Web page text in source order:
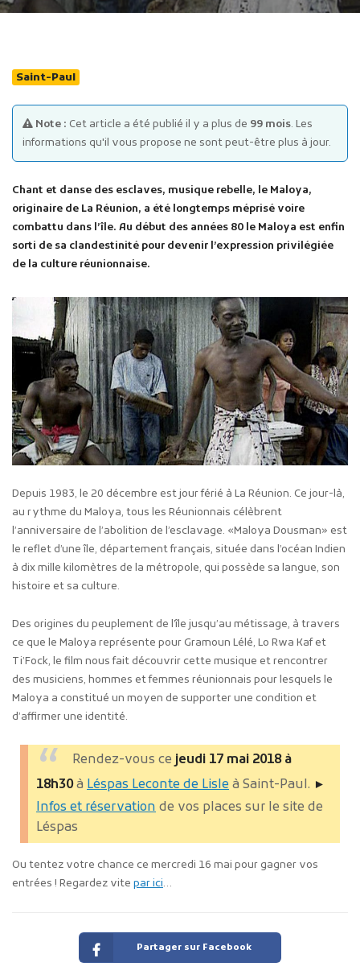
Publicité des actes
Marchés publics
Plans d'accès
Saint-Paul
Note : Cet article a été publié il y a plus de 99 mois. Les
informations qu'il vous propose ne sont peut-être plus à jour.
Chant et danse des esclaves, musique rebelle, le Maloya,
originaire de La Réunion, a été longtemps méprisé voire
combattu dans l’île. Au début des années 80 le Maloya est enfin
sorti de sa clandestinité pour devenir l’expression privilégiée
de la culture réunionnaise.
Depuis 1983, le 20 décembre est jour férié à La Réunion. Ce jour-là,
au rythme du Maloya, tous les Réunionnais célèbrent
l’anniversaire de l’abolition de l’esclavage. «Maloya Dousman» est
le reflet d’une île, département français, située dans l’océan Indien
à dix mille kilomètres de la métropole, qui possède sa langue, son
histoire et sa culture.
Des origines du peuplement de l’île jusqu’au métissage, à travers
ce que le Maloya représente pour Gramoun Lélé, Lo Rwa Kaf et
Ti’Fock, le film nous fait découvrir cette musique et rencontrer
des musiciens, hommes et femmes réunionnais pour lesquels le
Maloya a constitué un moyen de supporter une condition et
d’affirmer une identité.
Rendez-vous ce jeudi 17 mai 2018 à
18h30à Léspas Leconte de Lisle à Saint-Paul. ►
Infos et réservation de vos places sur le site de
Léspas
Ou tentez votre chance ce mercredi 16 mai pour gagner vos
entrées ! Regardez vite par ici…
Partager sur Facebook